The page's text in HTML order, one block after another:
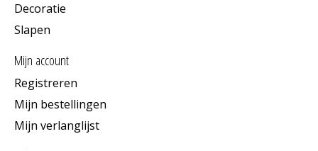
Decoratie
Slapen
Mijn account
Registreren
Mijn bestellingen
Mijn verlanglijst